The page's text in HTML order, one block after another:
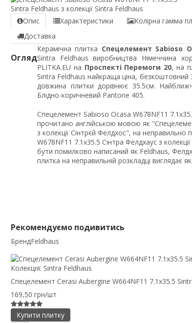
Опис Характеристики Колірна гамма
Доставка
Огляд
Керамічна плитка Спецелемент Sabioso
Sintra Feldhaus виробництва Німеччина
PLITKA.EU на Проспекті Перемоги 20, на
Sintra Feldhaus найкраща ціна, безкоштовний
довжина плитки дорівнює 35.5см.
Блідно-коричневий Pantone 405.
Спецелемент Sabioso Ocasa W678NF11
прочитано англійською мовою як
з колекції Сінтрєй Фелдхос", на
W678NF11 7.1x35.5 Сінтра Фелдхаус з
бути помилково написаний як Feldhaus,
плитка на неправильній розкладці виглядає
Рекомендуємо подивитись
БрендFeldhaus
Колекція: Sintra Feldhaus
Спецелемент Cerasi Aubergine W664NF11 7.1x35.5
169,50 грн/шт
Купити плитку